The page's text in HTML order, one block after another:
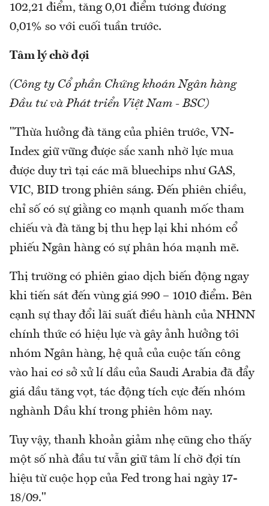
102,21 điểm, tăng 0,01 điểm tương đương
0,01% so với cuối tuần trước.
Tâm lý chờ đợi
(Công ty Cổ phần Chứng khoán Ngân hàng
Đầu tư và Phát triển Việt Nam - BSC)
"Thừa hưởng đà tăng của phiên trước, VN-
Index giữ vững được sắc xanh nhờ lực mua
được duy trì tại các mã bluechips như GAS,
VIC, BID trong phiên sáng. Đến phiên chiều,
chỉ số có sự giằng co mạnh quanh mốc tham
chiếu và đà tăng bị thu hẹp lại khi nhóm cổ
phiếu Ngân hàng có sự phân hóa mạnh mẽ.
Thị trường có phiên giao dịch biến động ngay
khi tiến sát đến vùng giá 990 – 1010 điểm. Bên
cạnh sự thay đổi lãi suất điều hành của NHNN
chính thức có hiệu lực và gây ảnh hưởng tới
nhóm Ngân hàng, hệ quả của cuộc tấn công
vào hai cơ sở xử lí dầu của Saudi Arabia đã đẩy
giá dầu tăng vọt, tác động tích cực đến nhóm
nghành Dầu khí trong phiên hôm nay.
Tuy vậy, thanh khoản giảm nhẹ cũng cho thấy
một số nhà đầu tư vẫn giữ tâm lí chờ đợi tín
hiệu từ cuộc họp của Fed trong hai ngày 17-
18/09."